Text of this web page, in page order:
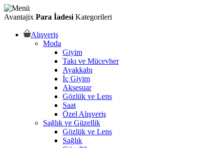
Avantajix Para İadesi Kategorileri
Alışveriş
Moda
Giyim
Takı ve Mücevher
Ayakkabı
İç Giyim
Aksesuar
Gözlük ve Lens
Saat
Özel Alışveriş
Sağlık ve Güzellik
Gözlük ve Lens
Sağlık